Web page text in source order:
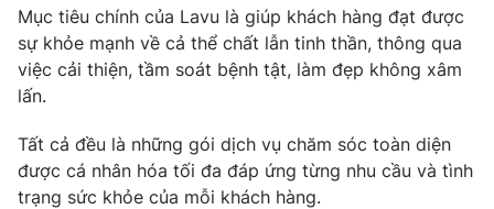
Giấy phép hoạt động báo in và báo điện tử số 483/GP-BTTTT
cấp ngày 29/12/2023
Tổng Biên tập:Vũ Thanh Thủy
Nguyễn Trọng Ninh
Tổng đài VTV:024.38 355 931 - 024.38 355 932
Ðiện thoại Thời báo VTV:024.66 897 897
Mục tiêu chính của Lavu là giúp khách hàng đạt được
sự khỏe mạnh về cả thể chất lẫn tinh thần, thông qua
việc cải thiện, tầm soát bệnh tật, làm đẹp không xâm
lấn.
Tất cả đều là những gói dịch vụ chăm sóc toàn diện
được cá nhân hóa tối đa đáp ứng từng nhu cầu và tình
trạng sức khỏe của mỗi khách hàng.